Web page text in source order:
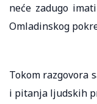
neće zadugo
Omladinskog
Tokom razgovora
i pitanja ljudskih